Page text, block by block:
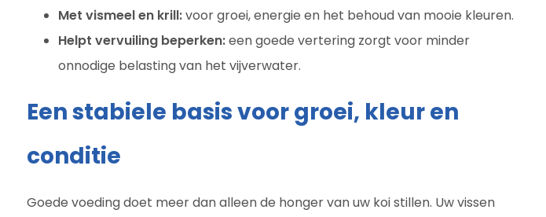
Met vismeel en krill:voor groei, energie en het behoud van mooie kleuren.
Helpt vervuiling beperken:een goede vertering zorgt voor minder
onnodige belasting van het vijverwater.
Een stabiele basis voor groei, kleur en
conditie
Goede voeding doet meer dan alleen de honger van uw koi stillen. Uw vissen